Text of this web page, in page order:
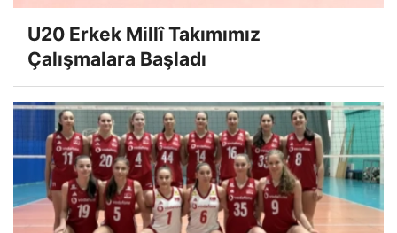
U20 Erkek Millî Takımımız
Çalışmalara Başladı